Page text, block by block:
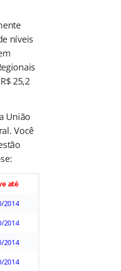
níveis
25,2
União
Você
até
2014
2014
2014
2014